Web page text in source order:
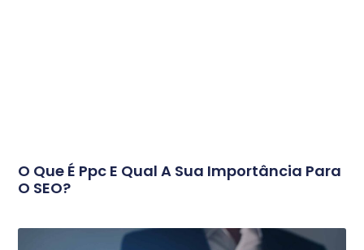
O Que É Ppc E Qual A Sua Importância Para
O SEO?